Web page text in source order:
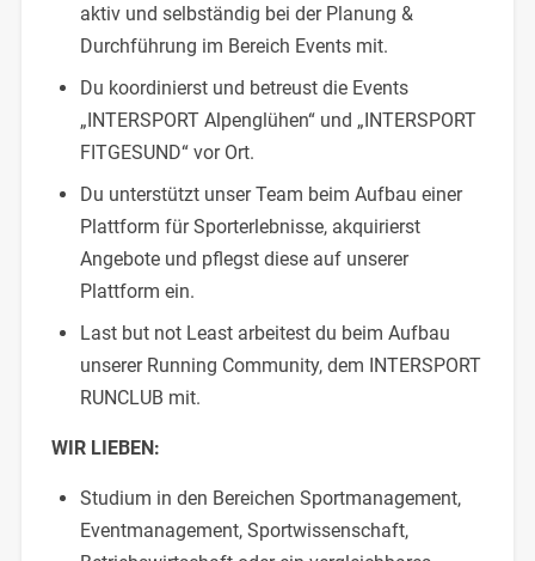
aktiv und selbständig bei der Planung &
Durchführung im Bereich Events mit.
Du koordinierst und betreust die Events
„INTERSPORT Alpenglühen“ und „INTERSPORT
FITGESUND“ vor Ort.
Du unterstützt unser Team beim Aufbau einer
Plattform für Sporterlebnisse, akquirierst
Angebote und pflegst diese auf unserer
Plattform ein.
Last but not Least arbeitest du beim Aufbau
unserer Running Community, dem INTERSPORT
RUNCLUB mit.
WIR LIEBEN:
Studium in den Bereichen Sportmanagement,
Eventmanagement, Sportwissenschaft,